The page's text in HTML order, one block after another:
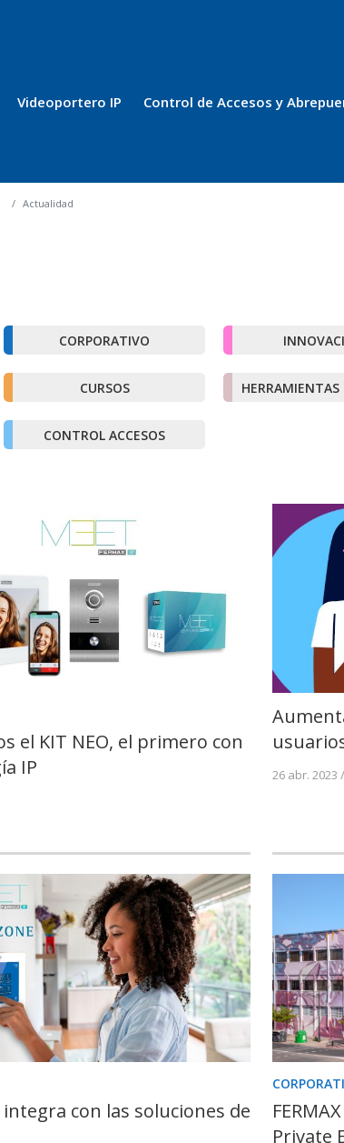
Videoportero IP Control de Accesos y
Actualidad
CORPORATIVO
CURSOS HERRAMIENTAS
CONTROL ACCESOS
el KIT NEO, el primero con
IP
26 abr. 2023 /
integra con las soluciones de
Private